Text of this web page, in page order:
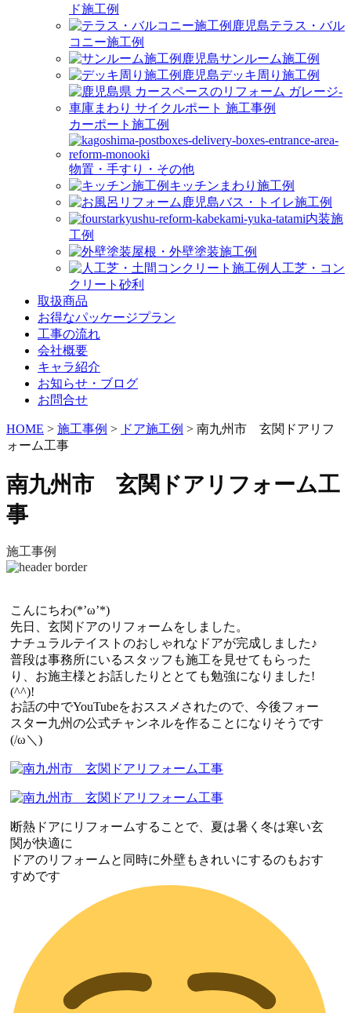
ド施工例
テラス・バル
コニー施工例
サンルーム施工例
デッキ周り施工例
カーポート施工例
物置・手すり・その他
キッチンまわり施工例
バス・トイレ施工例
内装施
工例
屋根・外壁塗装施工例
人工芝・コン
クリート砂利
取扱商品
お得なパッケージプラン
工事の流れ
会社概要
キャラ紹介
お知らせ・ブログ
お問合せ
HOME > 施工事例 > ドア施工例 > 南九州市 玄関ドアリフ
ォーム工事
南九州市 玄関ドアリフォーム工
事
施工事例
こんにちわ(*’ω’*)
先日、玄関ドアのリフォームをしました。
ナチュラルテイストのおしゃれなドアが完成しました♪
普段は事務所にいるスタッフも施工を見せてもらった
り、お施主様とお話したりととても勉強になりました!
(^^)!
お話の中でYouTubeをおススメされたので、今後フォー
スター九州の公式チャンネルを作ることになりそうです
(/ω＼)
断熱ドアにリフォームすることで、夏は暑く冬は寒い玄
関が快適に
ドアのリフォームと同時に外壁もきれいにするのもおす
すめです